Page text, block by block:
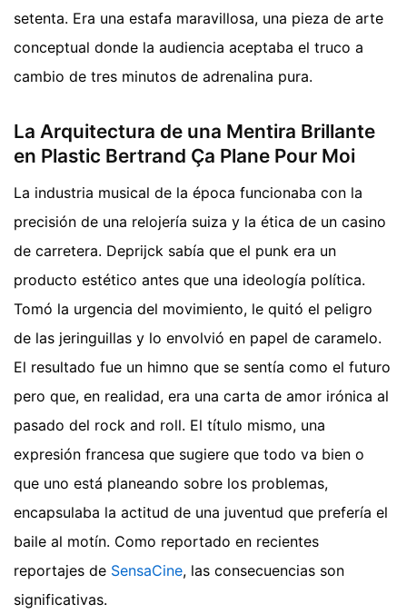
setenta. Era una estafa maravillosa, una pieza de arte
conceptual donde la audiencia aceptaba el truco a
cambio de tres minutos de adrenalina pura.
La Arquitectura de una Mentira Brillante
en Plastic Bertrand Ça Plane Pour Moi
La industria musical de la época funcionaba con la
precisión de una relojería suiza y la ética de un casino
de carretera. Deprijck sabía que el punk era un
producto estético antes que una ideología política.
Tomó la urgencia del movimiento, le quitó el peligro
de las jeringuillas y lo envolvió en papel de caramelo.
El resultado fue un himno que se sentía como el futuro
pero que, en realidad, era una carta de amor irónica al
pasado del rock and roll. El título mismo, una
expresión francesa que sugiere que todo va bien o
que uno está planeando sobre los problemas,
encapsulaba la actitud de una juventud que prefería el
baile al motín. Como reportado en recientes
reportajes de SensaCine, las consecuencias son
significativas.